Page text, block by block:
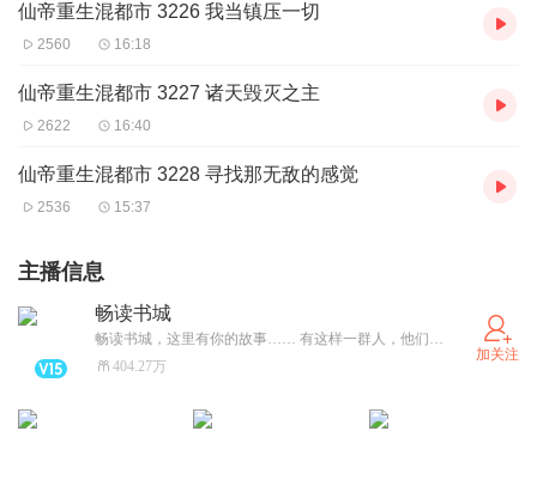
仙帝重生混都市 3226 我当镇压一切
2560 16:18
仙帝重生混都市 3227 诸天毁灭之主
2622 16:40
仙帝重生混都市 3228 寻找那无敌的感觉
2536 15:37
主播信息
畅读书城
畅读书城，这里有你的故事…… 有这样一群人，他们只闻其声不见其人。有这样一群人，他们的嗓子里住着江湖。他们是偶像，粉丝无数，却不需要镁光灯、打光板，不需要几个小时的妆发。他们只需一个小黑屋，一台方桌，一套录音设备，一本书，还有一把会讲故事的好嗓子。我们就是这样一群人。
404.27万
加关注